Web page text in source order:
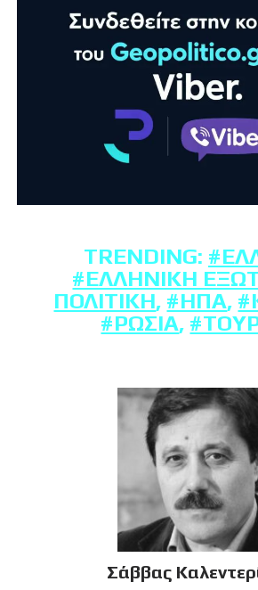
TRENDING:
#ΕΛΛΗΝΙΚΉ
ΠΟΛΙΤΙΚΉ, #ΗΠΑ,
#ΡΩΣΊΑ,
Σάββας